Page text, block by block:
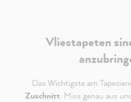
Vliestapeten
Das Wichtigste am
Zuschnitt: Miss genau aus